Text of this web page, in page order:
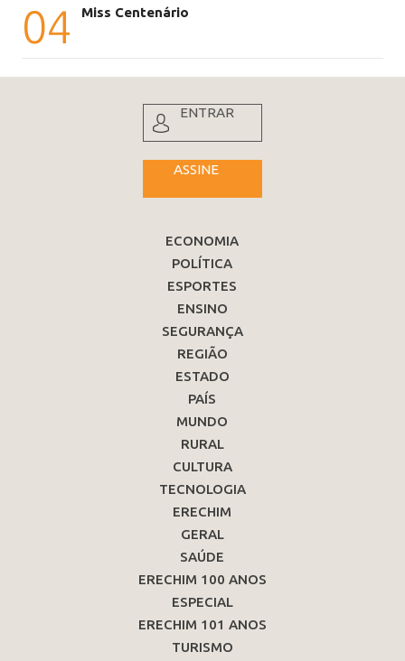
04 Miss Centenário
ENTRAR
ASSINE
ECONOMIA
POLÍTICA
ESPORTES
ENSINO
SEGURANÇA
REGIÃO
ESTADO
PAÍS
MUNDO
RURAL
CULTURA
TECNOLOGIA
ERECHIM
GERAL
SAÚDE
ERECHIM 100 ANOS
ESPECIAL
ERECHIM 101 ANOS
TURISMO